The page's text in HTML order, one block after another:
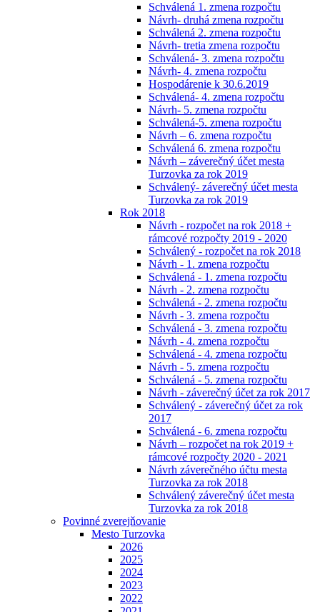
Schválená 1. zmena rozpočtu
Návrh- druhá zmena rozpočtu
Schválená 2. zmena rozpočtu
Návrh- tretia zmena rozpočtu
Schválená- 3. zmena rozpočtu
Návrh- 4. zmena rozpočtu
Hospodárenie k 30.6.2019
Schválená- 4. zmena rozpočtu
Návrh- 5. zmena rozpočtu
Schválená-5. zmena rozpočtu
Návrh – 6. zmena rozpočtu
Schválená 6. zmena rozpočtu
Návrh – záverečný účet mesta
Turzovka za rok 2019
Schválený- záverečný účet mesta
Turzovka za rok 2019
Rok 2018
Návrh - rozpočet na rok 2018 +
rámcové rozpočty 2019 - 2020
Schválený - rozpočet na rok 2018
Návrh - 1. zmena rozpočtu
Schválená - 1. zmena rozpočtu
Návrh - 2. zmena rozpočtu
Schválená - 2. zmena rozpočtu
Návrh - 3. zmena rozpočtu
Schválená - 3. zmena rozpočtu
Návrh - 4. zmena rozpočtu
Schválená - 4. zmena rozpočtu
Návrh - 5. zmena rozpočtu
Schválená - 5. zmena rozpočtu
Návrh - záverečný účet za rok 2017
Schválený - záverečný účet za rok
2017
Schválená - 6. zmena rozpočtu
Návrh – rozpočet na rok 2019 +
rámcové rozpočty 2020 - 2021
Návrh záverečného účtu mesta
Turzovka za rok 2018
Schválený záverečný účet mesta
Turzovka za rok 2018
Povinné zverejňovanie
Mesto Turzovka
2026
2025
2024
2023
2022